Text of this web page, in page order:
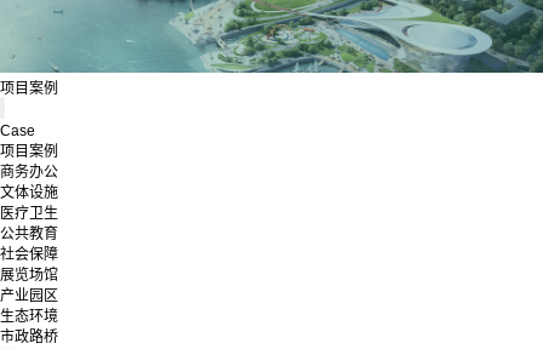
项目案例
Case
项目案例
商务办公
文体设施
医疗卫生
公共教育
社会保障
展览场馆
产业园区
生态环境
市政路桥